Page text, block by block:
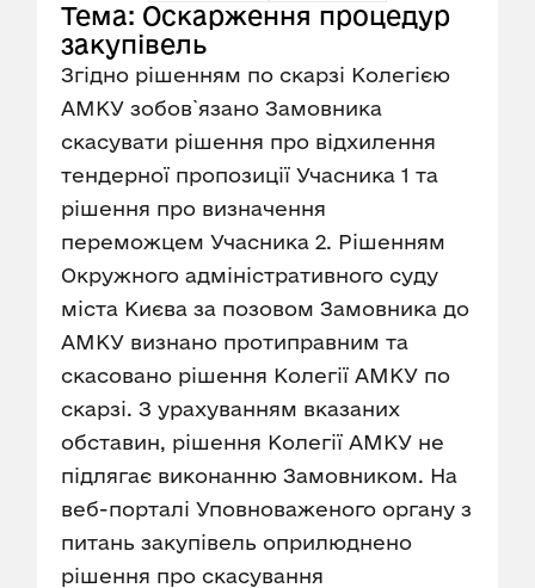
Тема: Оскарження процедур
закупівель
Згідно рішенням по скарзі Колегією
АМКУ зобов`язано Замовника
скасувати рішення про відхилення
тендерної пропозиції Учасника 1 та
рішення про визначення
переможцем Учасника 2. Рішенням
Окружного адміністративного суду
міста Києва за позовом Замовника до
АМКУ визнано протиправним та
скасовано рішення Колегії АМКУ по
скарзі. З урахуванням вказаних
обставин, рішення Колегії АМКУ не
підлягає виконанню Замовником. На
веб-порталі Уповноваженого органу з
питань закупівель оприлюднено
рішення про скасування